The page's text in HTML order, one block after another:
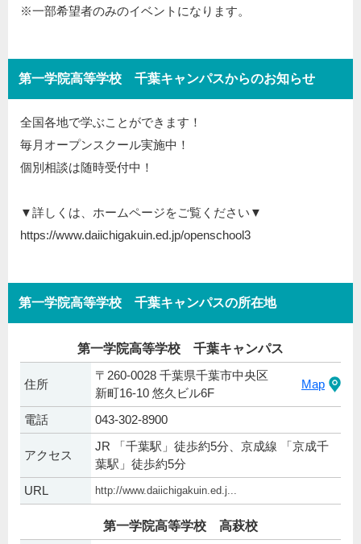
※一部希望者のみのイベントになります。
第一学院高等学校 千葉キャンパスからのお知らせ
全国各地で学ぶことができます！
毎月オープンスクール実施中！
個別相談は随時受付中！
▼詳しくは、ホームページをご覧ください▼
https://www.daiichigakuin.ed.jp/openschool3
第一学院高等学校 千葉キャンパスの所在地
第一学院高等学校 千葉キャンパス
住所
〒260-0028 千葉県千葉市中央区
新町16-10 悠久ビル6F
Map
電話 043-302-8900
アクセス
JR 「千葉駅」徒歩約5分、京成線 「京成千
葉駅」徒歩約5分
URL
http://www.daiichigakuin.ed.j...
第一学院高等学校 高萩校